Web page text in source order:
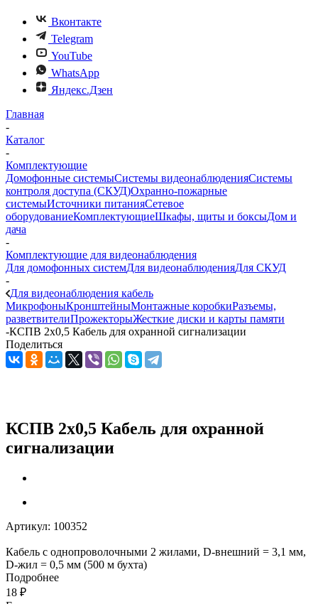
Вконтакте
Telegram
YouTube
WhatsApp
Яндекс.Дзен
Главная
-
Каталог
-
Комплектующие
Домофонные системыСистемы видеонаблюденияСистемы
контроля доступа (СКУД)Охранно-пожарные
системыИсточники питанияСетевое
оборудованиеКомплектующиеШкафы, щиты и боксыДом и
дача
-
Комплектующие для видеонаблюдения
Для домофонных системДля видеонаблюденияДля СКУД
-
Для видеонаблюдения кабель
МикрофоныКронштейныМонтажные коробкиРазъемы,
разветвителиПрожекторыЖесткие диски и карты памяти
-КСПВ 2х0,5 Кабель для охранной сигнализации
Поделиться
КСПВ 2х0,5 Кабель для охранной
сигнализации
Артикул: 100352
Кабель с однопроволочными 2 жилами, D-внешний = 3,1 мм,
D-жил = 0,5 мм (500 м бухта)
Подробнее
18 ₽